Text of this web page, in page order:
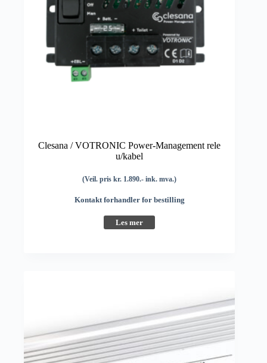
Clesana / VOTRONIC Power-Management rele
u/kabel
(Veil. pris kr. 1.890.- ink. mva.)
Kontakt forhandler for bestilling
Les mer